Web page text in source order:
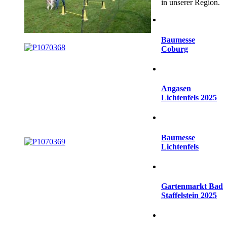
in unserer Region.
Baumesse
Coburg
Angasen
Lichtenfels 2025
Baumesse
Lichtenfels
Gartenmarkt Bad
Staffelstein 2025